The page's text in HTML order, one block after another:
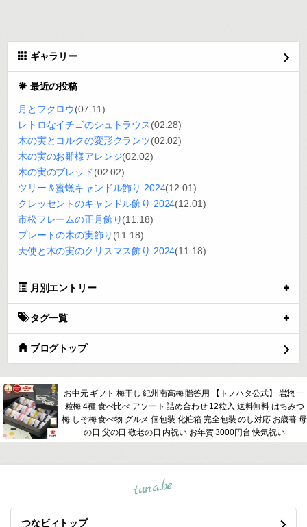
ギャラリー
最近の投稿
月とフクロウ(07.11)
レトロなイチゴのシュトラウス(02.28)
木の実とコルクの変形クランツ(02.02)
木の実のお雛様アレンジ(02.02)
木の実のブレッド(02.02)
ツリー＆蜜蠟キャンドル飾り 2024(12.01)
クレッセントのキャンドル飾り 2024(12.01)
市松フレームの正月飾り(11.18)
プレートの木の実飾り (11.18)
天使と木の実のクリスマス飾り 2024(11.18)
月別エントリー
タグ一覧
ブログトップ
お中元 ギフト 梅干し 紀州南高梅 贈答用 【トノハタ公式】 岩惣 一
粒梅 4種 食べ比べ アソート 詰め合わせ 12粒入 送料無料 はちみつ
梅 しそ梅 食べ物 グルメ 個包装 化粧箱 完全包装 のし対応 お歳暮 母
の日 父の日 敬老の日 内祝い お年賀 3000円台 快気祝い
tuna.be
つなビィトップ